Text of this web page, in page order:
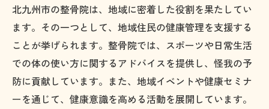
北九州市の整骨院は、地域に密着した役割を果たしてい
ます。その一つとして、地域住民の健康管理を支援する
ことが挙げられます。整骨院では、スポーツや日常生活
での体の使い方に関するアドバイスを提供し、怪我の予
防に貢献しています。また、地域イベントや健康セミナ
ーを通じて、健康意識を高める活動を展開しています。